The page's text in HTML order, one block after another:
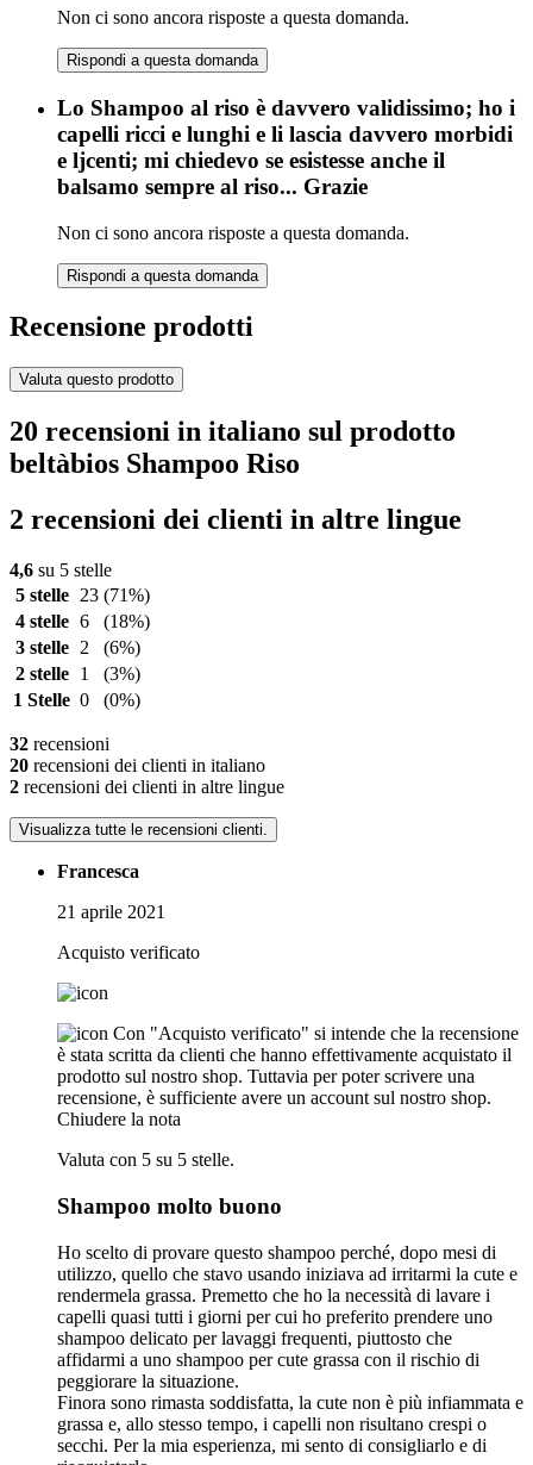
Non ci sono ancora risposte a questa domanda.
Rispondi a questa domanda
Lo Shampoo al riso è davvero validissimo; ho i
capelli ricci e lunghi e li lascia davvero morbidi
e ljcenti; mi chiedevo se esistesse anche il
balsamo sempre al riso... Grazie
Non ci sono ancora risposte a questa domanda.
Rispondi a questa domanda
Recensione prodotti
Valuta questo prodotto
20 recensioni in italiano sul prodotto
beltàbios Shampoo Riso
2 recensioni dei clienti in altre lingue
4,6 su 5 stelle
5 stelle
23 (71%)
4 stelle 6
(18%)
3 stelle
2
(6%)
2 stelle
1
(3%)
1 Stelle 0 (0%)
32 recensioni
20 recensioni dei clienti in italiano
2 recensioni dei clienti in altre lingue
Visualizza tutte le recensioni clienti.
Francesca
21 aprile 2021
Acquisto verificato
Con "Acquisto verificato" si intende che la recensione
è stata scritta da clienti che hanno effettivamente acquistato il
prodotto sul nostro shop. Tuttavia per poter scrivere una
recensione, è sufficiente avere un account sul nostro shop.
Chiudere la nota
Valuta con 5 su 5 stelle.
Shampoo molto buono
Ho scelto di provare questo shampoo perché, dopo mesi di
utilizzo, quello che stavo usando iniziava ad irritarmi la cute e
rendermela grassa. Premetto che ho la necessità di lavare i
capelli quasi tutti i giorni per cui ho preferito prendere uno
shampoo delicato per lavaggi frequenti, piuttosto che
affidarmi a uno shampoo per cute grassa con il rischio di
peggiorare la situazione.
Finora sono rimasta soddisfatta, la cute non è più infiammata e
grassa e, allo stesso tempo, i capelli non risultano crespi o
secchi. Per la mia esperienza, mi sento di consigliarlo e di